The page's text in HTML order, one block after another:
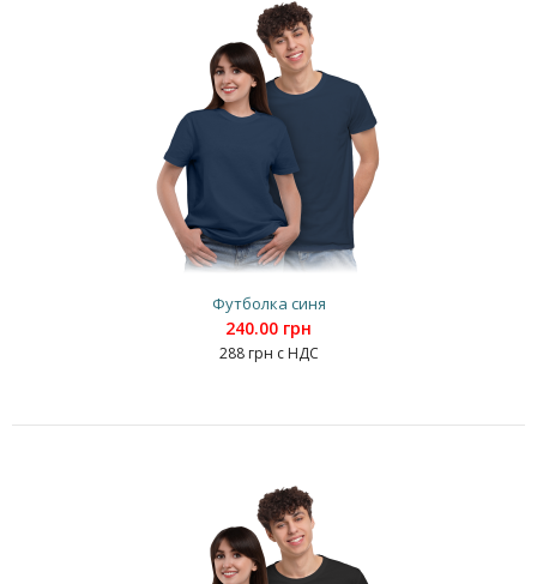
Футболка синя
240.00 грн
288 грн с НДС